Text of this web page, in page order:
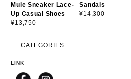
Mule Sneaker Lace-
Up Casual Shoes
¥13,750
Sandals
¥14,300
CATEGORIES
LINK